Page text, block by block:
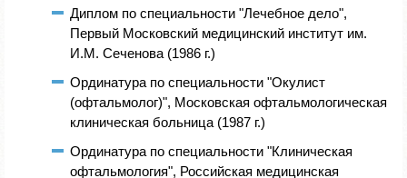
Диплом по специальности "Лечебное дело",
Первый Московский медицинский институт им.
И.М. Сеченова (1986 г.)
Ординатура по специальности "Окулист
(офтальмолог)", Московская офтальмологическая
клиническая больница (1987 г.)
Ординатура по специальности "Клиническая
офтальмология", Российская медицинская